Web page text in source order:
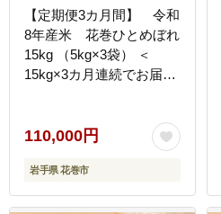
【定期便3カ月間】 令和
8年産米 花巻ひとめぼれ
15kg （5kg×3袋） ＜
15kg×3カ月連続でお届け
110,000円
岩手県 花巻市